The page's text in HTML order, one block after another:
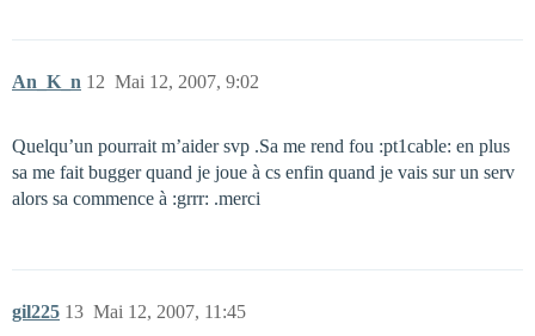
An_K_n Mai 12, 2007, 9:02
12
Quelqu’un pourrait m’aider svp .Sa me rend fou :pt1cable: en plus
sa me fait bugger quand je joue à cs enfin quand je vais sur un serv
alors sa commence à :grrr: .merci
gil225 Mai 12, 2007, 11:45
13